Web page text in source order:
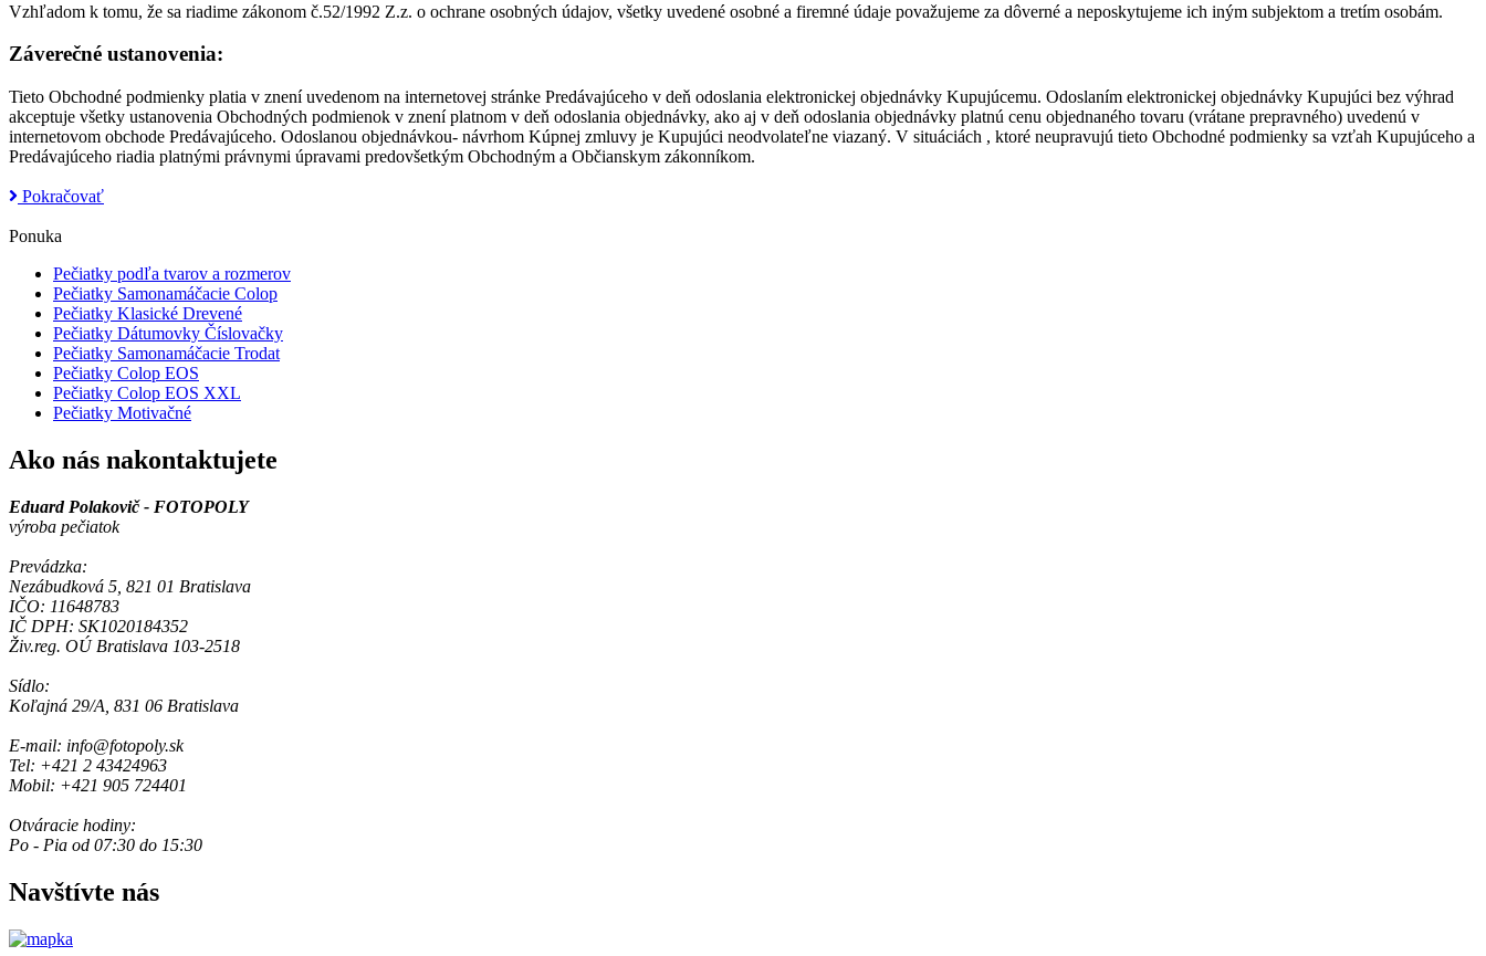
Vzhľadom k tomu, že sa riadime zákonom č.52/1992 Z.z. o ochrane osobných údajov, všetky uvedené osobné a firemné údaje považujeme za dôverné a neposkytujeme ich iným subjektom a tretím osobám.
Záverečné ustanovenia:
Tieto Obchodné podmienky platia v znení uvedenom na internetovej stránke Predávajúceho v deň odoslania elektronickej objednávky Kupujúcemu. Odoslaním elektronickej objednávky Kupujúci bez výhrad
akceptuje všetky ustanovenia Obchodných podmienok v znení platnom v deň odoslania objednávky, ako aj v deň odoslania objednávky platnú cenu objednaného tovaru (vrátane prepravného) uvedenú v
internetovom obchode Predávajúceho. Odoslanou objednávkou- návrhom Kúpnej zmluvy je Kupujúci neodvolateľne viazaný. V situáciách , ktoré neupravujú tieto Obchodné podmienky sa vzťah Kupujúceho a
Predávajúceho riadia platnými právnymi úpravami predovšetkým Obchodným a Občianskym zákonníkom.
Pokračovať
Ponuka
Pečiatky podľa tvarov a rozmerov
Pečiatky Samonamáčacie Colop
Pečiatky Klasické Drevené
Pečiatky Dátumovky Číslovačky
Pečiatky Samonamáčacie Trodat
Pečiatky Colop EOS
Pečiatky Colop EOS XXL
Pečiatky Motivačné
Ako nás nakontaktujete
Eduard Polakovič - FOTOPOLY
výroba pečiatok
Prevádzka:
Nezábudková 5, 821 01 Bratislava
IČO: 11648783
IČ DPH: SK1020184352
Živ.reg. OÚ Bratislava 103-2518
Sídlo:
Koľajná 29/A, 831 06 Bratislava
E-mail: info@fotopoly.sk
Tel: +421 2 43424963
Mobil: +421 905 724401
Otváracie hodiny:
Po - Pia od 07:30 do 15:30
Navštívte nás